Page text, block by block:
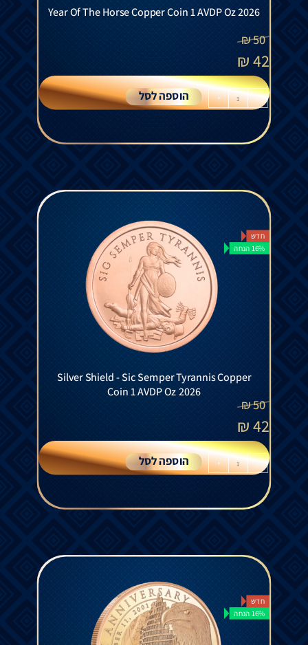
Year Of The Horse Copper Coin 1 AVDP Oz 2026
50
₪
42
₪
-
+ הוספה לסל
חדש
16% הנחה
Silver Shield - Sic Semper Tyrannis Copper
Coin 1 AVDP Oz 2026
50
₪
42
₪
-
+ הוספה לסל
חדש
16% הנחה